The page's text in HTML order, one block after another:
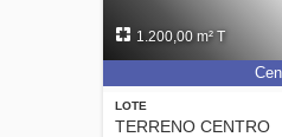
LOTE
TERRENO CENTRO
1.200,00 m² T